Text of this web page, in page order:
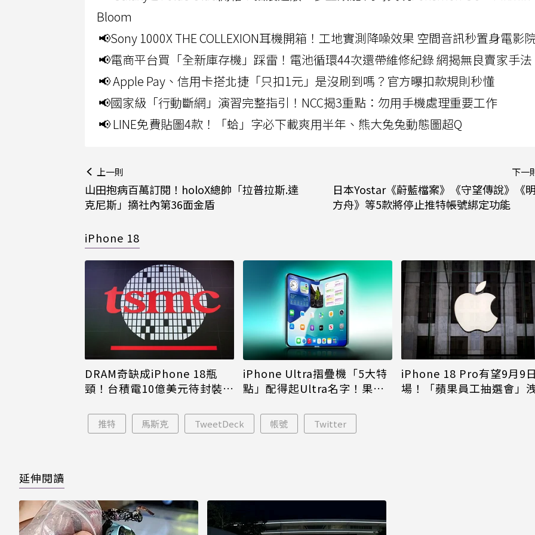
Bloom
📢Sony 1000X THE COLLEXION耳機開箱！工地實測降噪效果 空間音訊秒置身電影
📢電商平台買「全新庫存機」踩雷！電池循環44次還帶維修紀錄 網揭無良賣家手法
📢 Apple Pay、信用卡搭北捷「只扣1元」是沒刷到嗎？官方曝扣款規則秒懂
📢國家級「行動斷網」演習完整指引！NCC揭3重點：勿用手機處理重要工作
📢 LINE免費貼圖4款！「蛤」字必下載爽用半年、熊大兔兔動態圖超Q
上一則
山田抱病百萬訂閱！holoX總帥「拉普拉斯.達
克尼斯」摘社內第36面金盾
下一
日本Yostar《蔚藍檔案》《守望傳說》《
方舟》等5款將停止推特帳號綁定功能
iPhone 18
DRAM奇缺成iPhone 18瓶
頸！台積電10億美元待封裝晶
iPhone Ultra摺疊機「5大特
點」配得起Ultra名字！果粉
iPhone 18 Pro有望9月9
場！「蘋果員工抽選會」
推特 馬斯克 TweetDeck 帳號 Twitter
延伸閱讀